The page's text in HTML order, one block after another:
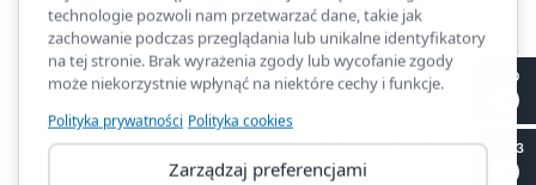
Aleksandra Kułak (język angielski), Julia
Odyjewska (język angielski), Jakub Pul
(geografia), Yury Ryzhkou (chemia);
- klasa 8B: Michał Baszun (fizyka), Maciej
Domalewski (matematyka), Mateusz Popławski
(fizyka), Karol Puziuk (biologia), Katarzyna
II LO
SP 53